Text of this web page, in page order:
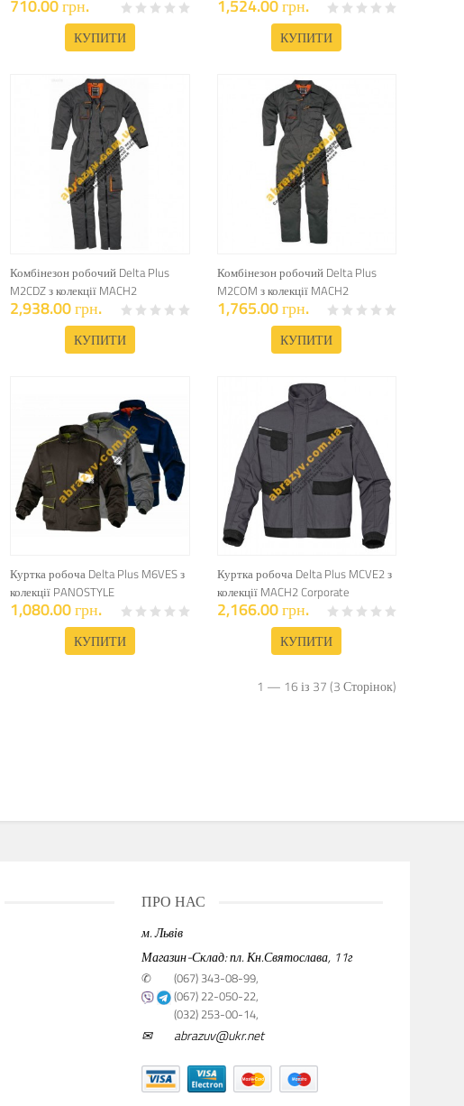
710.00 грн.
КУПИТИ
1,524.00 грн.
КУПИТИ
Комбінезон робочий Delta Plus
M2CDZ з колекції MACH2
2,938.00 грн.
КУПИТИ
Комбінезон робочий Delta Plus
M2COM з колекції MACH2
1,765.00 грн.
КУПИТИ
Куртка робоча Delta Plus M6VES з
колекції PANOSTYLE
1,080.00 грн.
КУПИТИ
Куртка робоча Delta Plus MCVE2 з
колекції MACH2 Corporate
2,166.00 грн.
КУПИТИ
1 — 16 із 37 (3 Сторінок)
ПРО НАС
м. Львів
Магазин-Склад: пл. Кн.Святослава, 11г
✆
(067) 343-08-99,
(067) 22-050-22,
(032) 253-00-14,
✉ abrazuv@ukr.net